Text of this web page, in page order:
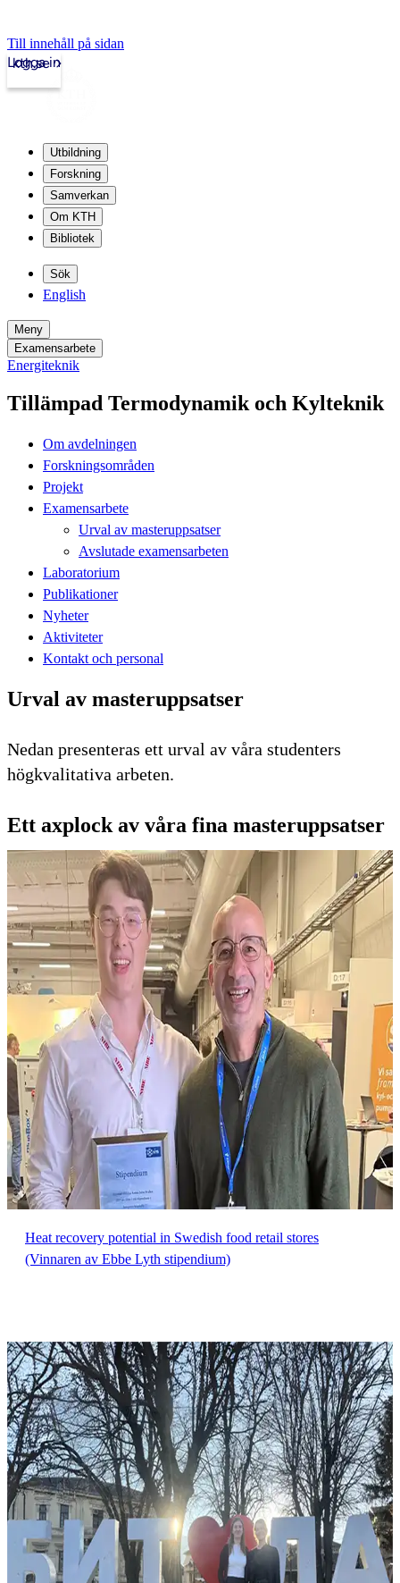
Till innehåll på sidan
kth.se
Logga in
Utbildning
Forskning
Samverkan
Om KTH
Bibliotek
Sök
English
Meny
Examensarbete
Energiteknik
Tillämpad Termodynamik och Kylteknik
Om avdelningen
Forskningsområden
Projekt
Examensarbete
Urval av masteruppsatser
Avslutade examensarbeten
Laboratorium
Publikationer
Nyheter
Aktiviteter
Kontakt och personal
Urval av masteruppsatser
Nedan presenteras ett urval av våra studenters
högkvalitativa arbeten.
Ett axplock av våra fina masteruppsatser
Heat recovery potential in Swedish food retail stores
(Vinnaren av Ebbe Lyth stipendium)